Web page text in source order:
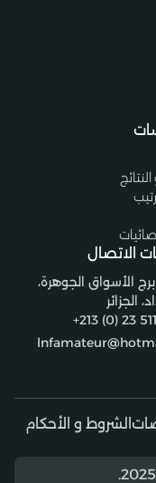
الاتصال
554 برج الأسواق الجوهرة،
الجزائر
+213 (0) 23
الشروط و الأحكام